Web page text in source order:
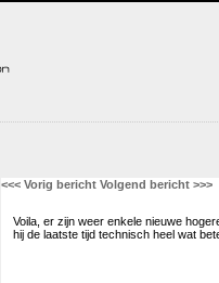
<<< Vorig bericht Volgend bericht >>>
Voila, er zijn weer enkele nieuwe
hij de laatste tijd technisch heel wat